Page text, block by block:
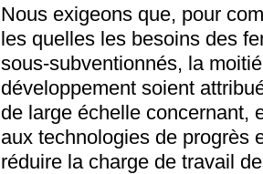
Nous exigeons que, pour
les quelles les besoins des
sous-subventionnés, la
développement soient
de large échelle concernant,
aux technologies de progrès
réduire la charge de travail